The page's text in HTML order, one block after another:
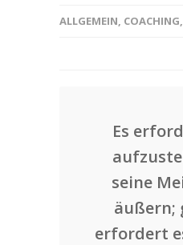
ALLGEMEIN, COACHING,
Es
seine
äußern;
erfordert